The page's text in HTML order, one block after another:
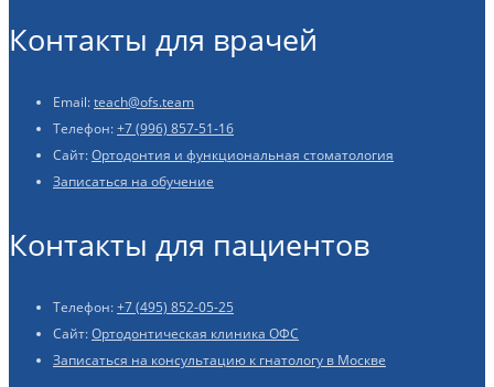
Контакты для врачей
Email:teach@ofs.team
Телефон:+7 (996) 857-51-16
Сайт:Ортодонтия и функциональная стоматология
Записаться на обучение
Контакты для пациентов
Телефон:+7 (495) 852-05-25
Сайт:Ортодонтическая клиника ОФС
Записаться на консультацию к гнатологу в Москве